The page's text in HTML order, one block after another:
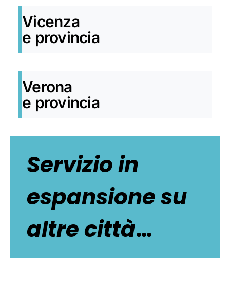
Vicenza
e provincia
Verona
e provincia
Servizio in
espansione su
altre città…